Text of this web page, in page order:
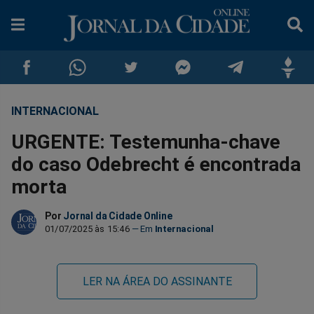
Compartilhar
no
Facebook
Compartilhar
no
Whatsapp
no
no
no
no
INTERNACIONAL
URGENTE: Testemunha-chave
do caso Odebrecht é encontrada
morta
Por Jornal da Cidade Online
01/07/2025 às 15:46 Internacional
LER NA ÁREA DO ASSINANTE